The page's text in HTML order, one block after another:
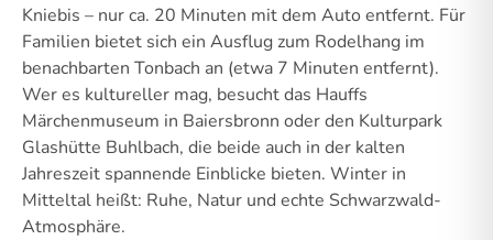
Kniebis – nur ca. 20 Minuten mit dem Auto entfernt. Für
Familien bietet sich ein Ausflug zum Rodelhang im
benachbarten Tonbach an (etwa 7 Minuten entfernt).
Wer es kultureller mag, besucht das Hauffs
Märchenmuseum in Baiersbronn oder den Kulturpark
Glashütte Buhlbach, die beide auch in der kalten
Jahreszeit spannende Einblicke bieten. Winter in
Mitteltal heißt: Ruhe, Natur und echte Schwarzwald-
Atmosphäre.